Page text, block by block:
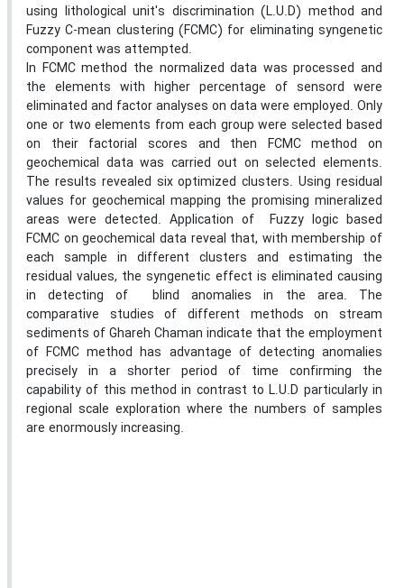
using lithological unit's discrimination (L.U.D) method and
Fuzzy C-mean clustering (FCMC) for eliminating syngenetic
component was attempted.
In FCMC method the normalized data was processed and
the elements with higher percentage of sensord were
eliminated and factor analyses on data were employed. Only
one or two elements from each group were selected based
on their factorial scores and then FCMC method on
geochemical data was carried out on selected elements.
The results revealed six optimized clusters. Using residual
values for geochemical mapping the promising mineralized
areas were detected. Application of Fuzzy logic based
FCMC on geochemical data reveal that, with membership of
each sample in different clusters and estimating the
residual values, the syngenetic effect is eliminated causing
in detecting of blind anomalies in the area. The
comparative studies of different methods on stream
sediments of Ghareh Chaman indicate that the employment
of FCMC method has advantage of detecting anomalies
precisely in a shorter period of time confirming the
capability of this method in contrast to L.U.D particularly in
regional scale exploration where the numbers of samples
are enormously increasing.